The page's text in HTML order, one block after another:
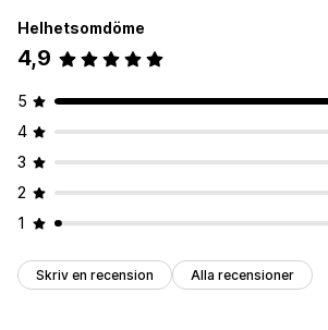
Helhetsomdöme
4,9
5
4
3
2
1
Skriv en recension Alla recensioner